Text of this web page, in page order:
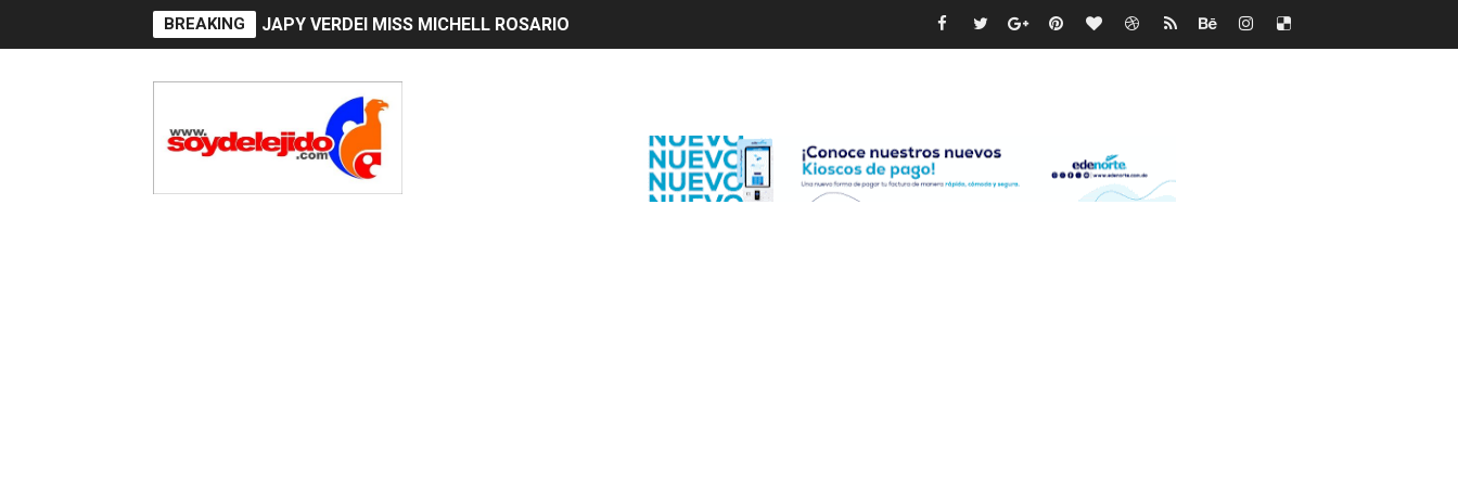
BREAKING JAPY VERDEI MR. EDDY OLIVO (CONTROLANDOELEJIDO.COM)
Dólar bajó 9 cts. y era vendido a $58.44; el euro subió a $68.79
EDENORTE impulsa el desarrollo energético del Cibao Central con nueva subestación de RD$118 millones y modernización total de la red en